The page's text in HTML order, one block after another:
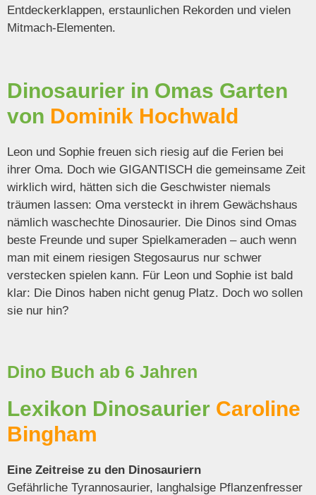
Entdeckerklappen, erstaunlichen Rekorden und vielen
Mitmach-Elementen.
Dinosaurier in Omas Garten
von Dominik Hochwald
Leon und Sophie freuen sich riesig auf die Ferien bei
ihrer Oma. Doch wie GIGANTISCH die gemeinsame Zeit
wirklich wird, hätten sich die Geschwister niemals
träumen lassen: Oma versteckt in ihrem Gewächshaus
nämlich waschechte Dinosaurier. Die Dinos sind Omas
beste Freunde und super Spielkameraden – auch wenn
man mit einem riesigen Stegosaurus nur schwer
verstecken spielen kann. Für Leon und Sophie ist bald
klar: Die Dinos haben nicht genug Platz. Doch wo sollen
sie nur hin?
Dino Buch ab 6 Jahren
Lexikon Dinosaurier Caroline
Bingham
Eine Zeitreise zu den Dinosauriern
Gefährliche Tyrannosaurier, langhalsige Pflanzenfresser